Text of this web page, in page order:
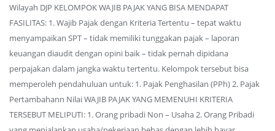
Wilayah DJP KELOMPOK WAJIB PAJAK YANG BISA MENDAPAT
FASILITAS: 1. Wajib Pajak dengan Kriteria Tertentu – tepat waktu
menyampaikan SPT – tidak memiliki tunggakan pajak – laporan
keuangan diaudit dengan opini baik – tidak pernah dipidana
perpajakan dalam jangka waktu tertentu. Kelompok tersebut bisa
memperoleh pendahuluan untuk: 1. Pajak Penghasilan (PPh) 2. Pajak
Pertambahann Nilai WAJIB PAJAK YANG MEMENUHI KRITERIA
TERSEBUT MELIPUTI: 1. Orang pribadi Non – Usaha 2. Orang Pribadi